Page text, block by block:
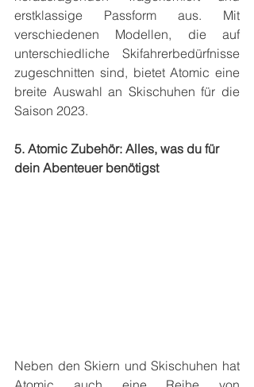
erstklassige Passform aus. Mit
verschiedenen Modellen, die auf
unterschiedliche Skifahrerbedürfnisse
zugeschnitten sind, bietet Atomic eine
breite Auswahl an Skischuhen für die
Saison 2023.
5. Atomic Zubehör: Alles, was du für
dein Abenteuer benötigst
Neben den Skiern und Skischuhen hat